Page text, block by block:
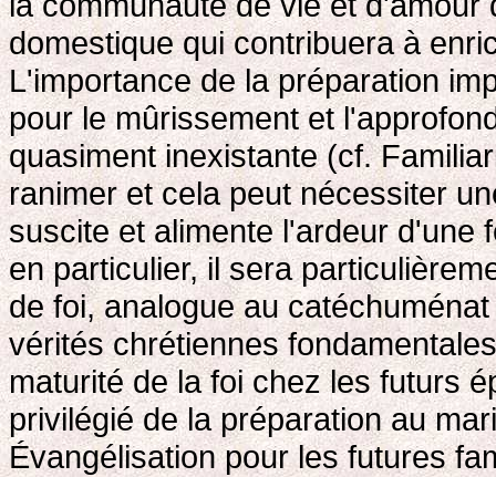
domestique qui contribuera à
L'importance de la préparation
pour le mûrissement et
quasiment inexistante (cf.
ranimer et cela peut nécessiter
suscite et alimente l'ardeur d'une
en particulier, il sera
de foi, analogue au
vérités chrétiennes
maturité de la foi chez les futurs
privilégié de la préparation au
Évangélisation pour les futures